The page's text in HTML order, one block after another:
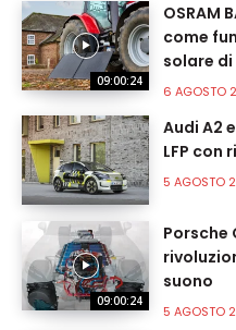
09:00:24
OSRAM
come
solare
6 AGOSTO
Audi A2
LFP con
5 AGOSTO
09:00:24
Porsche
suono
5 AGOSTO